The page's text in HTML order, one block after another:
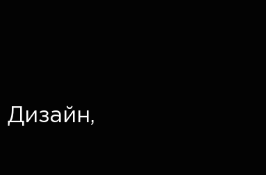
Дизайн,